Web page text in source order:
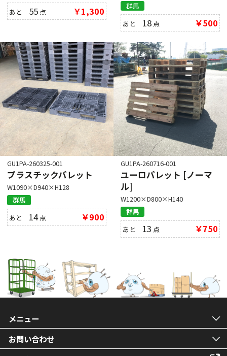
あと 55 点 ￥1,300
群馬
あと 18 点 ￥500
GU1PA-260325-001
プラスチックパレット
W1090×D940×H128
群馬
あと 14点 ￥900
GU1PA-260716-001
ユーロパレット [ノーマ
ル]
W1200×D800×H140
群馬
あと 13 点 ￥750
メニュー
お問い合わせ